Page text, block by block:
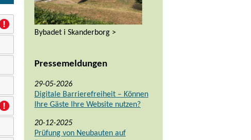
Bybadet i Skanderborg >
Pressemeldungen
29-05-2026
Digitale Barrierefreiheit – Können
Ihre Gäste Ihre Website nutzen?
20-12-2025
Prüfung von Neubauten auf